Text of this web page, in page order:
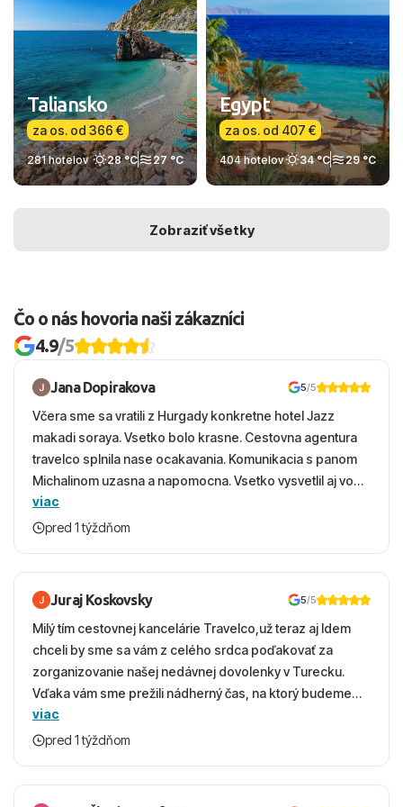
Taliansko
za os. od 366 €
281 hotelov 28 °C 27 °C
Egypt
za os. od 407 €
404 hotelov 34 °C 29 °C
Zobraziť všetky
Čo o nás hovoria naši zákazníci
4.9/5
Jana Dopirakova 5/5
Včera sme sa vratili z Hurgady konkretne hotel Jazz
makadi soraya. Vsetko bolo krasne. Cestovna agentura
travelco splnila nase ocakavania. Komunikacia s panom
Michalinom uzasna a napomocna. Vsetko vysvetlil aj vo
vecernych hodinach zaco sa ospravedlnujem. Hotel
krasny, cisty. Sluzby top. Strava, prostredie, more,
viac
pred 1 týždňom
Juraj Koskovsky 5/5
Milý tím cestovnej kancelárie Travelco,už teraz aj Idem
chceli by sme sa vám z celého srdca poďakovať za
zorganizovanie našej nedávnej dovolenky v Turecku.
Vďaka vám sme prežili nádherný čas, na ktorý budeme
ešte dlho s úsmevom spomínať. ​Všetko prebehlo
absolútne hladko – od prvotného výberu zájazdu, cez
bola to trefa do čierneho! ​Čo nás dostalo najviac: ​Skvelé
viac
pred 1 týždňom